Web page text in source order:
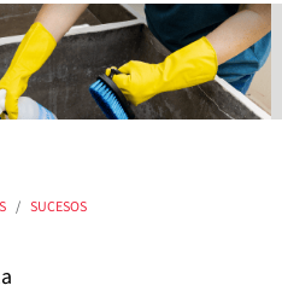
SUCESOS